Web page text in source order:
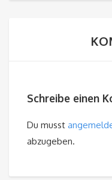
Schreibe einen
Du musst
abzugeben.